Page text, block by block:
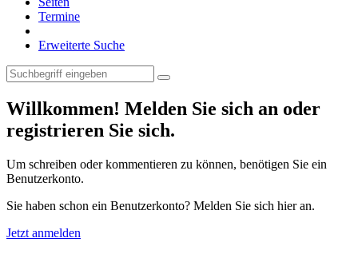
Termine
Erweiterte Suche
Willkommen! Melden Sie sich an oder
registrieren Sie sich.
Um schreiben oder kommentieren zu können, benötigen Sie ein
Benutzerkonto.
Sie haben schon ein Benutzerkonto? Melden Sie sich hier an.
Jetzt anmelden